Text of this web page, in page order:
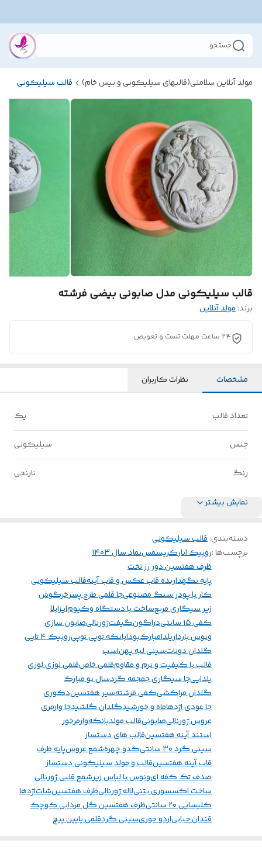
جستجو
مولد آنلاین سلامتی(قالبهای سیلیکونی و بیس خام) قالب سیلیکونی
قالب سیلیکونی مدل صابونی بیضی فرشته
برند:مولد آنلاین
24 ساعت مهلت تست و تعویض
مشخصات نظرات کاربران
تعداد قالب یک
جنس سیلیکونی
رنگ نارنجی
نمایش بیشتر
دسته‌بندی:قالب سیلیکونی
برچسب‌ها :روبیک انارکریسمسنماد سال ۱۴۰۳
ظرف هفتسین دور رز تخت
پایه نگهدارنده قاب عکس و قاب آینهقالب سیلیکونی
کار با پودر سنگ مصنوعیجا قلمی طرح پسرخرگوش
زیر سیگاری مربعساخت با دستگاه وکیومایزابلا
کفی ۱۵ سانتی
دراگونگیفتژورنالیصابون سازی
ونوس بارداریلدامبارکبودابانکه توپی توپیروبیک ۴ تایی
گلدان دوناتسینی لبه پهناسب
قالب با کیفیت و نرم و مقاومقلمی خاصقلمی لوزی لوزی
یلداییجا سیگاری جمجمه گردسال نو مبارک
گلدان مراکشیکفی فرشتهسیر هفتسیندکوری
جا عودی اژدهاماه و خورشیدگلدان گلشیدجا وارمری
عروس ژورنالیصابونیقالب مولدبانکهوارمرخور
استند آینه هفتسینقالب های دستساز
سینی گرد ۳۰ سانتی
کدو چهرهشمع عروسپایه ظرف
قاب آینه هفتسینقالب و مولد سیلیکونی دستساز
صدف تک کفه ایونوس با لباس زیرشمع قلبی ژورنالی
ساخت اکسسوری بتنیلاله ژورنالیظرف هفتسینشاتاژدها
کلیسایی ۲۰ سانتی
ظرف هفتسین گل مردابی کوچک
قندان حبابیاردو خوریسینی گردقلمی پایین پیچ